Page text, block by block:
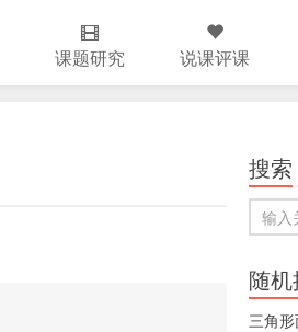
课题研究 说课评课
搜索
随
三角